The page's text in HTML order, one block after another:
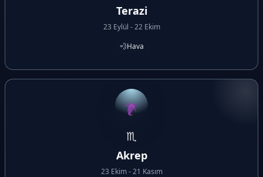
Terazi
23 Eylül - 22 Ekim
💨Hava
♏
Akrep
23 Ekim - 21 Kasım